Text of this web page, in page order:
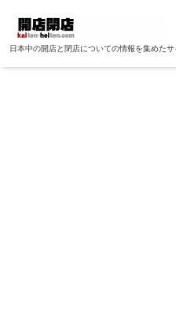
日本中の開店と閉店についての情報を集めたサ